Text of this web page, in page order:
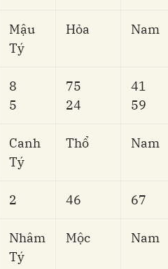
Mậu
Tý
Hỏa Nam
8
5
75
24
41
59
Canh
Tý
Thổ Nam
2 46 67
Nhâm
Tý
Mộc Nam